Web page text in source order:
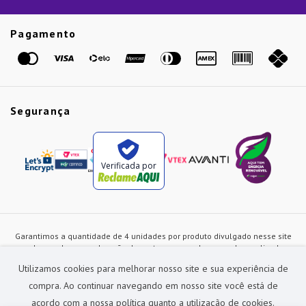
Utilizamos cookies para melhorar nosso site e sua experiência de
compra. Ao continuar navegando em nosso site você está de
acordo com a nossa política quanto a utilização de cookies.
Pagamento
Segurança
Verificada por
Garantimos a quantidade de 4 unidades por produto divulgado nesse site
ou de acordo com a duração dos estoques, sendo as vendas realizadas
alterados a qualquer instante sem prévia comunicação e são exclusivos
para a loja virtual, não restando nenhuma obrigação de prática similar nas
lojas físicas da rede Preçolandia. Todas as imagens dos produtos são